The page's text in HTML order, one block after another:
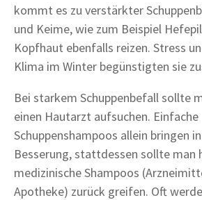
kommt es zu verstärkter
und Keime, wie zum Beispiel
Kopfhaut ebenfalls reizen. Stress
Klima im Winter begünstigten sie
Bei starkem Schuppenbefall sollte
einen Hautarzt aufsuchen. Einfache
Schuppenshampoos allein bringen
Besserung, stattdessen sollte man
medizinische Shampoos
Apotheke) zurück greifen. Oft